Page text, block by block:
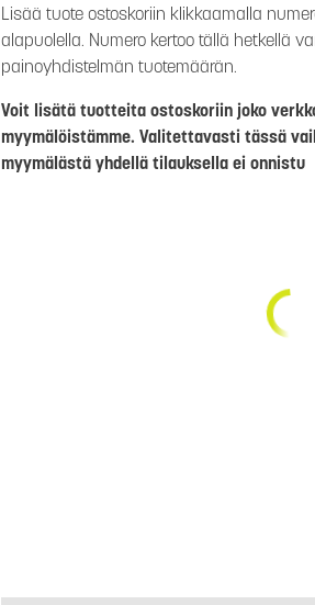
Lisää tuote ostoskoriin klikkaamalla
alapuolella. Numero kertoo tällä hetkellä
painoyhdistelmän tuotemäärän.
Voit lisätä tuotteita ostoskoriin joko
myymälöistämme. Valitettavasti tässä
myymälästä yhdellä tilauksella ei onnistu